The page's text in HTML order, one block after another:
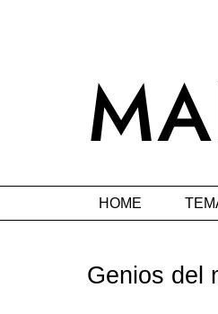
HOME
Genios del